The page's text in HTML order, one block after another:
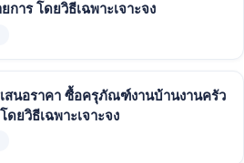
การ โดยวิธีเฉพาะเจาะจง
สนอราคา ซื้อครุภัณฑ์งานบ้านงานครัว
ยวิธีเฉพาะเจาะจง